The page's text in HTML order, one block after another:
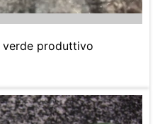
verde produttivo